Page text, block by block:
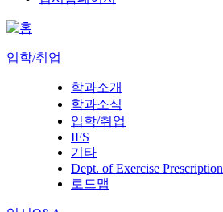
입학/취업
학과소개
학과소식
입학/취업
IFS
기타
Dept. of Exercise Prescription
로드맵